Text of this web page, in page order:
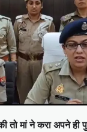
तो मां ने करा अपने ही